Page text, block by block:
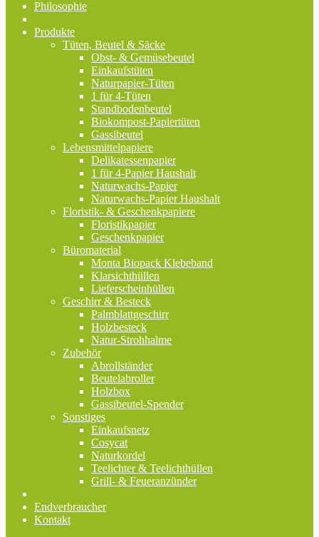
Philosophie
Produkte
Tüten, Beutel & Säcke
Obst- & Gemüsebeutel
Einkaufstüten
Naturpapier-Tüten
1 für 4-Tüten
Standbodenbeutel
Biokompost-Papiertüten
Gassibeutel
Lebensmittelpapiere
Delikatessenpapier
1 für 4-Papier Haushalt
Naturwachs-Papier
Naturwachs-Papier Haushalt
Floristik- & Geschenkpapiere
Floristikpapier
Geschenkpapier
Büromaterial
Monta Biopack Klebeband
Klarsichthüllen
Lieferscheinhüllen
Geschirr & Besteck
Palmblattgeschirr
Holzbesteck
Natur-Strohhalme
Zubehör
Abrollständer
Beutelabroller
Holzbox
Gassibeutel-Spender
Sonstiges
Einkaufsnetz
Cosycat
Naturkordel
Teelichter & Teelichthüllen
Grill- & Feueranzünder
Endverbraucher
Kontakt